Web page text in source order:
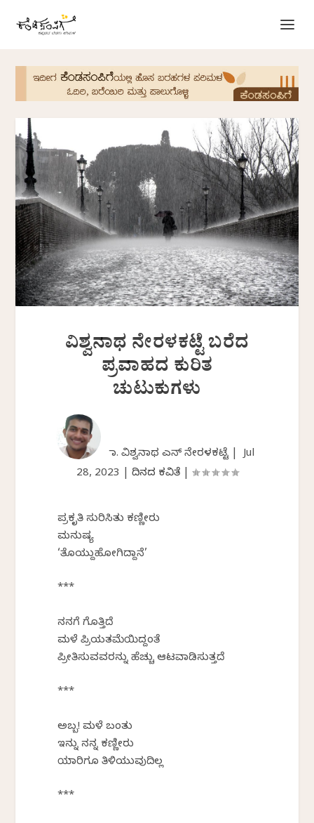
ವಿಶ್ವನಾಥ ನೇರಳಕಟ್ಟೆ ಬರೆದ
ಪ್ರವಾಹದ ಕುರಿತ
ಚುಟುಕುಗಳು
ಡಾ. ವಿಶ್ವನಾಥ ಎನ್ ನೇರಳಕಟ್ಟೆ |Jul
28, 2023
ದಿನದ ಕವಿತೆ|
ಪ್ರಕೃತಿ ಸುರಿಸಿತು ಕಣ್ಣೀರು
ಮನುಷ್ಯ
‘ತೊಯ್ದುಹೋಗಿದ್ದಾನೆ’
***
ನನಗೆ ಗೊತ್ತಿದೆ
ಮಳೆ ಪ್ರಿಯತಮೆಯಿದ್ದಂತೆ
ಪ್ರೀತಿಸುವವರನ್ನು ಹೆಚ್ಚು ಆಟವಾಡಿಸುತ್ತದೆ
***
ಅಬ್ಬ! ಮಳೆ ಬಂತು
ಇನ್ನು ನನ್ನ ಕಣ್ಣೀರು
ಯಾರಿಗೂ ತಿಳಿಯುವುದಿಲ್ಲ
***